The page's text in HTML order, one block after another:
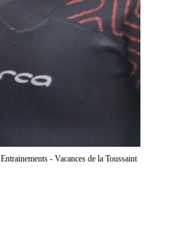
Entrainements - Vacances de la Toussaint